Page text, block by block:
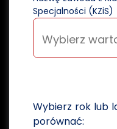
Specjalności (KZiS)
Wybierz rok lub
porównać: